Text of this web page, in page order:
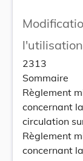
2313
Sommaire
Règlement
concernant
circulation
Règlement
concernant